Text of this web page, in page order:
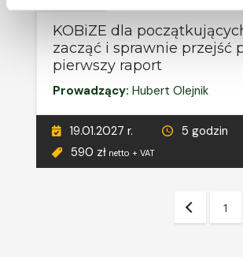
KOBiZE dla
zacząć i sprawnie przejść
pierwszy raport
Prowadzący: Hubert Olejnik
19.01.2027 r.
5 godzin
590 zł netto + VAT
1